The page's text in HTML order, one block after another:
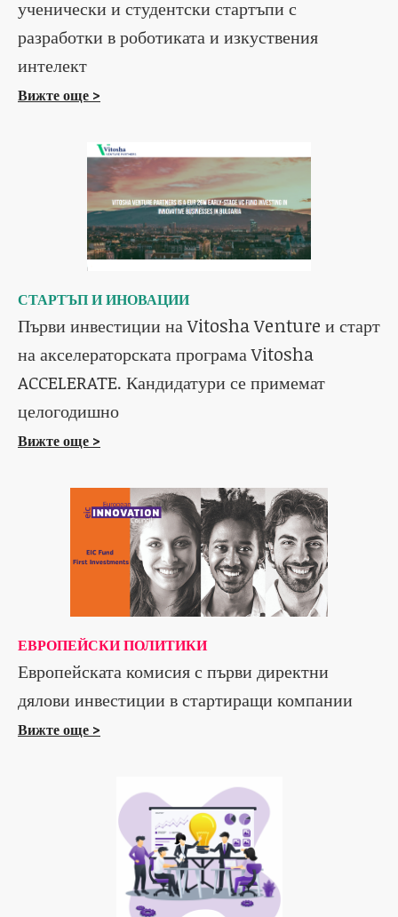
ученически и студентски стартъпи с
разработки в роботиката и изкуствения
интелект
Вижте още >
СТАРТЪП И ИНОВАЦИИ
Първи инвестиции на Vitosha Venture и старт
на акселераторската програма Vitosha
ACCELERATE. Кандидатури се примемат
целогодишно
Вижте още >
ЕВРОПЕЙСКИ ПОЛИТИКИ
Европейската комисия с първи директни
дялови инвестиции в стартиращи компании
Вижте още >